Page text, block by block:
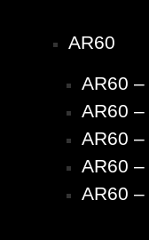
AR60
AR60
AR60
AR60
AR60
AR60